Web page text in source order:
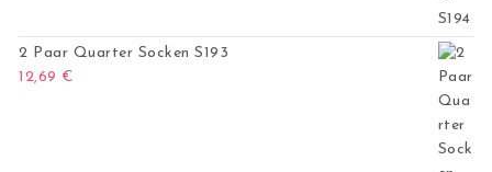
2 Paar Quarter Socken S193
12,69 €